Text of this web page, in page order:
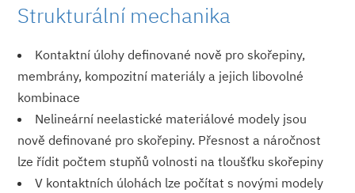
Strukturální mechanika
Kontaktní úlohy definované nově pro skořepiny,
membrány, kompozitní materiály a jejich libovolné
kombinace
Nelineární neelastické materiálové modely jsou
nově definované pro skořepiny. Přesnost a náročnost
lze řídit počtem stupňů volnosti na tloušťku skořepiny
V kontaktních úlohách lze počítat s novými modely